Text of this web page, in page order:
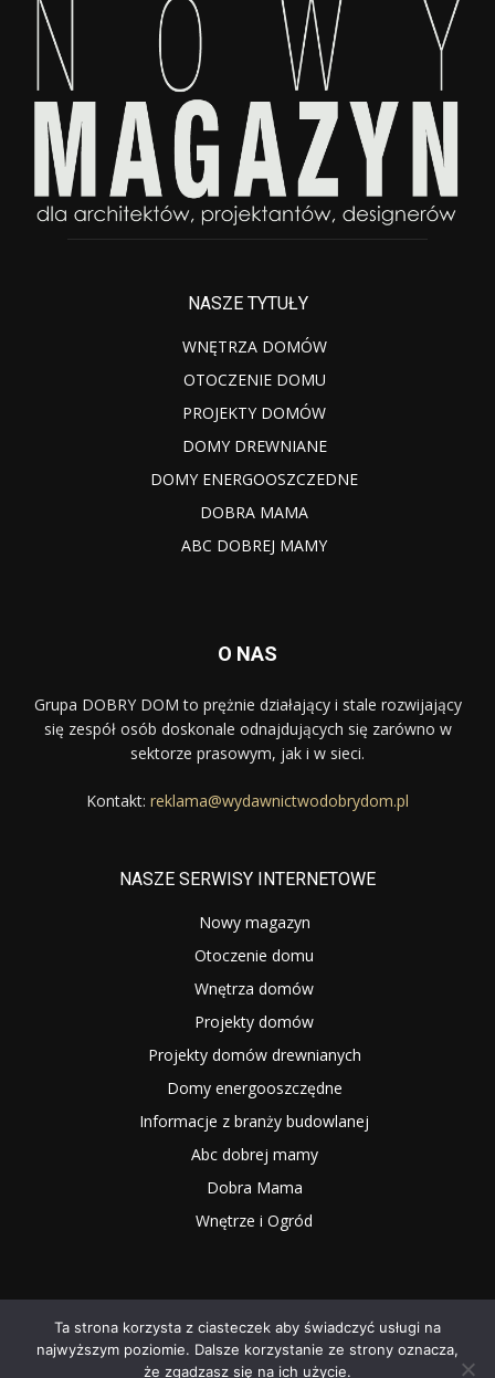
NASZE TYTUŁY
WNĘTRZA DOMÓW
OTOCZENIE DOMU
PROJEKTY DOMÓW
DOMY DREWNIANE
DOMY ENERGOOSZCZEDNE
DOBRA MAMA
ABC DOBREJ MAMY
O NAS
Grupa DOBRY DOM to prężnie działający i stale rozwijający
się zespół osób doskonale odnajdujących się zarówno w
sektorze prasowym, jak i w sieci.
Kontakt: reklama@wydawnictwodobrydom.pl
NASZE SERWISY INTERNETOWE
Nowy magazyn
Otoczenie domu
Wnętrza domów
Projekty domów
Projekty domów drewnianych
Domy energooszczędne
Informacje z branży budowlanej
Abc dobrej mamy
Dobra Mama
Wnętrze i Ogród
2025 NOWYMAGAZYN.PL
Ta strona korzysta z ciasteczek aby świadczyć usługi na
najwyższym poziomie. Dalsze korzystanie ze strony oznacza,
że zgadzasz się na ich użycie.